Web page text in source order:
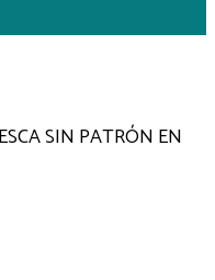
SIN PATRÓN EN